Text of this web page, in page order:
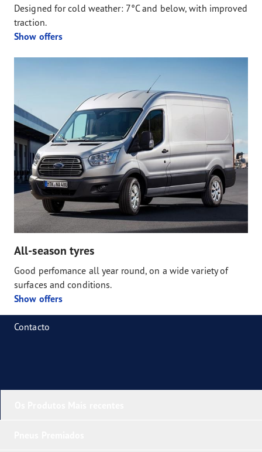
Designed for cold weather: 7°C and below, with improved
traction.
Show offers
All-season tyres
Good perfomance all year round, on a wide variety of
surfaces and conditions.
Show offers
Contacto